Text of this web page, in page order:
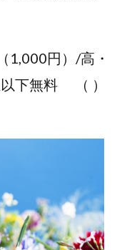
1,000円）/高・
下無料 （ ）